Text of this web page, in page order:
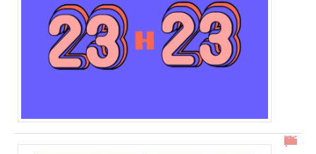
16h16 : comprendre l’heure miroir